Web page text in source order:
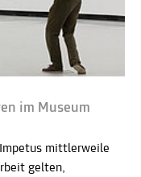
im Museum
mittlerweile
gelten,